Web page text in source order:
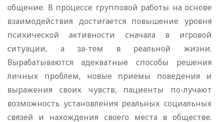
общение. В процессе групповой работы на основе
взаимодействия достигается повышение уровня
психической активности сначала в игровой
ситуации, а за-тем в реальной жизни.
Вырабатываются адекватные способы решения
личных проблем, новые приемы поведения и
выражения своих чувств, пациенты по-лучают
возможность установления реальных социальных
связей и нахождения своего места в обществе.